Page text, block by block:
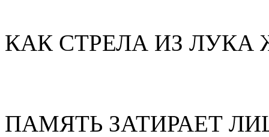
КАК СТРЕЛА ИЗ ЛУКА
ПАМЯТЬ ЗАТИРАЕТ